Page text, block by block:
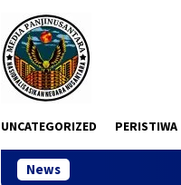
UNCATEGORIZED PERISTIWA
News Sidang